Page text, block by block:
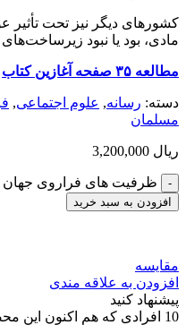
کشورهای دیگر نیز تحت تأثیر
مادی، بود یا نبود
مطالعه ۳۵ صفحه آغازین کتاب
دسته: رسانه, علوم اجتماعی,
مسلمان
ریال
ظرفیت های فراروی جهان
افزودن به سبد خرید
مقایسه
افزودن به علاقه مندی
پیشنهاد کنید
10 افرادی که هم اکنون این